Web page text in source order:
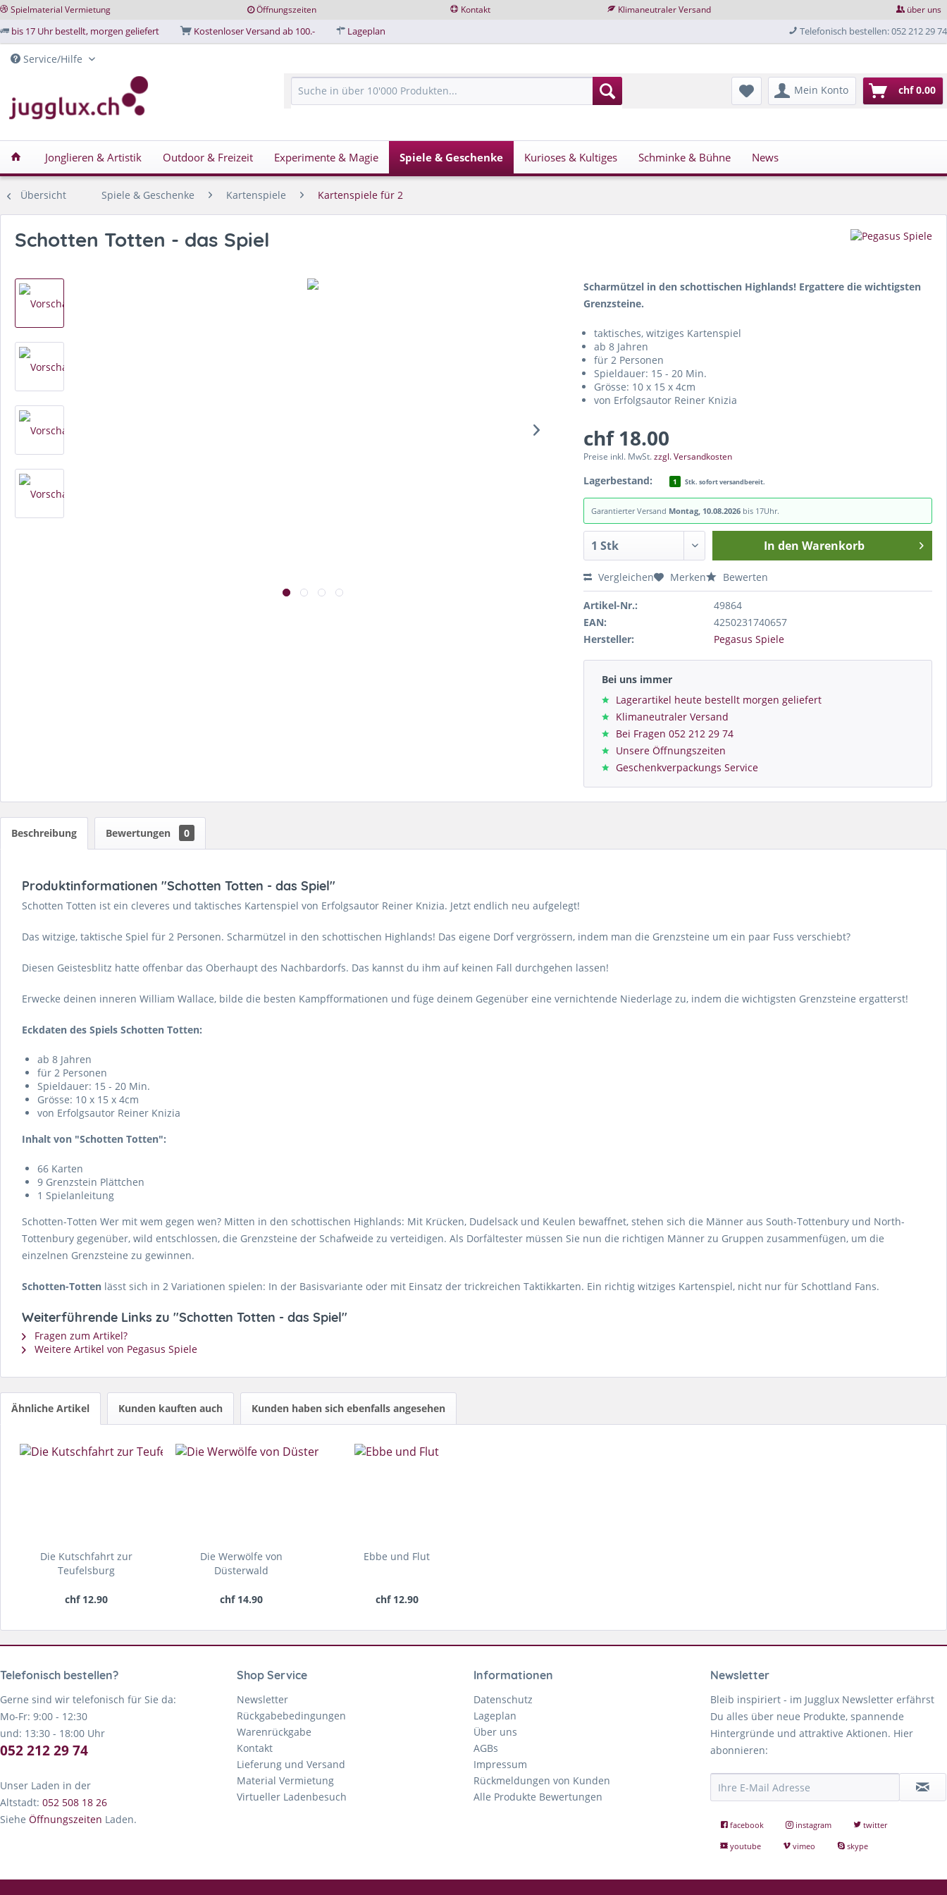
Spielmaterial Vermietung Öffnungszeiten Kontakt Klimaneutraler Versand über uns
bis 17 Uhr bestellt, morgen geliefert Kostenloser Versand ab 100.- Lageplan Telefonisch bestellen: 052 212 29 74
Service/Hilfe
Mein Konto chf 0.00
Jonglieren & Artistik Outdoor & Freizeit Experimente & Magie Spiele & Geschenke Kurioses & Kultiges Schminke & Bühne News
Übersicht Spiele & Geschenke Kartenspiele Kartenspiele für 2
Schotten Totten - das Spiel
Scharmützel in den schottischen Highlands! Ergattere die wichtigsten
Grenzsteine.
taktisches, witziges Kartenspiel
ab 8 Jahren
für 2 Personen
Spieldauer: 15 - 20 Min.
Grösse: 10 x 15 x 4cm
von Erfolgsautor Reiner Knizia
chf 18.00
Preise inkl. MwSt.zzgl. Versandkosten
Lagerbestand: 1 Stk. sofort versandbereit.
Garantierter Versand Montag, 10.08.2026 bis 17Uhr.
In den Warenkorb
Vergleichen Merken Bewerten
Artikel-Nr.:
49864
EAN:
4250231740657
Hersteller:
Pegasus Spiele
Bei uns immer
Lagerartikel heute bestellt morgen geliefert
Klimaneutraler Versand
Bei Fragen 052 212 29 74
Unsere Öffnungszeiten
Geschenkverpackungs Service
Beschreibung Bewertungen 0
Produktinformationen "Schotten Totten - das Spiel"
Schotten Totten ist ein cleveres und taktisches Kartenspiel von Erfolgsautor Reiner Knizia. Jetzt endlich neu aufgelegt!
Das witzige, taktische Spiel für 2 Personen. Scharmützel in den schottischen Highlands! Das eigene Dorf vergrössern, indem man die Grenzsteine um ein paar Fuss verschiebt?
Diesen Geistesblitz hatte offenbar das Oberhaupt des Nachbardorfs. Das kannst du ihm auf keinen Fall durchgehen lassen!
Erwecke deinen inneren William Wallace, bilde die besten Kampfformationen und füge deinem Gegenüber eine vernichtende Niederlage zu, indem die wichtigsten Grenzsteine ergatterst!
Eckdaten des Spiels Schotten Totten:
ab 8 Jahren
für 2 Personen
Spieldauer: 15 - 20 Min.
Grösse: 10 x 15 x 4cm
von Erfolgsautor Reiner Knizia
Inhalt von "Schotten Totten":
66 Karten
9 Grenzstein Plättchen
1 Spielanleitung
Schotten-Totten Wer mit wem gegen wen? Mitten in den schottischen Highlands: Mit Krücken, Dudelsack und Keulen bewaffnet, stehen sich die Männer aus South-Tottenbury und North-
Tottenbury gegenüber, wild entschlossen, die Grenzsteine der Schafweide zu verteidigen. Als Dorfältester müssen Sie nun die richtigen Männer zu Gruppen zusammenfügen, um die
einzelnen Grenzsteine zu gewinnen.
Schotten-Totten lässt sich in 2 Variationen spielen: In der Basisvariante oder mit Einsatz der trickreichen Taktikkarten. Ein richtig witziges Kartenspiel, nicht nur für Schottland Fans.
Weiterführende Links zu "Schotten Totten - das Spiel"
Fragen zum Artikel?
Weitere Artikel von Pegasus Spiele
Ähnliche Artikel Kunden kauften auch Kunden haben sich ebenfalls angesehen
Die Kutschfahrt zur
Teufelsburg
chf 12.90
Die Werwölfe von
Düsterwald
chf 14.90
Ebbe und Flut
chf 12.90
Telefonisch bestellen?
Gerne sind wir telefonisch für Sie da:
Mo-Fr: 9:00 - 12:30
und: 13:30 - 18:00 Uhr
052 212 29 74
Unser Laden in der
Altstadt: 052 508 18 26
Siehe Öffnungszeiten Laden.
Shop Service
Newsletter
Rückgabebedingungen
Warenrückgabe
Kontakt
Lieferung und Versand
Material Vermietung
Virtueller Ladenbesuch
Informationen
Datenschutz
Lageplan
Über uns
AGBs
Impressum
Rückmeldungen von Kunden
Alle Produkte Bewertungen
Newsletter
Bleib inspiriert - im Jugglux Newsletter erfährst
Du alles über neue Produkte, spannende
Hintergründe und attraktive Aktionen. Hier
abonnieren:
facebook instagram
twitter
youtube
vimeo skype